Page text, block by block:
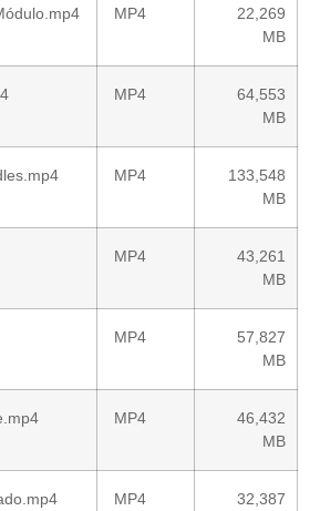
MP4
22,269
MB
MP4
64,553
MB
MP4
133,548
MB
MP4
43,261
MB
MP4
57,827
MB
MP4
46,432
MB
MP4
32,387